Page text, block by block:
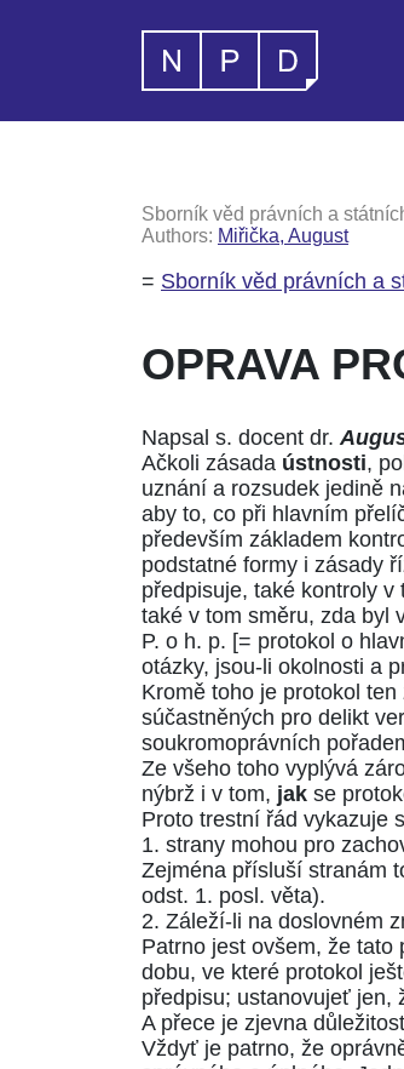
Sborník věd právních a
Authors: Miřička, August
= Sborník věd právních a
OPRAVA
Napsal s. docent dr.
Ačkoli zásada ústnosti,
uznání a rozsudek jedině
aby to, co při hlavním
především základem
podstatné formy i zásady
předpisuje, také kontroly
také v tom směru, zda byl
P. o h. p. [= protokol o
otázky, jsou-li okolnosti a
Kromě toho je protokol
súčastněných pro delikt
soukromoprávních
Ze všeho toho vyplývá
nýbrž i v tom, jak se
Proto trestní řád vykazuje
1. strany mohou pro
Zejména přísluší stranám
odst. 1. posl. věta).
2. Záleží-li na doslovném
Patrno jest ovšem, že
dobu, ve které protokol
předpisu; ustanovujeť jen,
A přece je zjevna
Vždyť je patrno, že